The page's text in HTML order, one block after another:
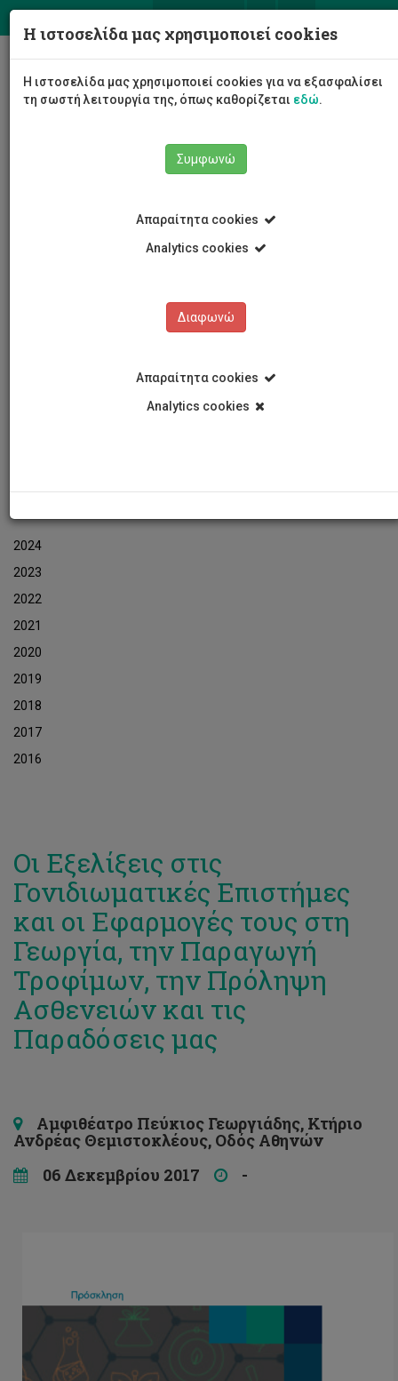
2024
2023
2022
2021
2020
2019
2018
2017
2016
Οι Εξελίξεις στις
Γονιδιωματικές Επιστήμες
και οι Εφαρμογές τους στη
Γεωργία, την Παραγωγή
Τροφίμων, την Πρόληψη
Ασθενειών και τις
Παραδόσεις μας
Αμφιθέατρο Πεύκιος Γεωργιάδης, Κτήριο
Ανδρέας Θεμιστοκλέους, Οδός Αθηνών
06 Δεκεμβρίου 2017
-
Η ιστοσελίδα μας χρησιμοποιεί cookies
Η ιστοσελίδα μας χρησιμοποιεί cookies για να εξασφαλίσει
τη σωστή λειτουργία της, όπως καθορίζεται εδώ.
Συμφωνώ
Απαραίτητα cookies
Analytics cookies
Διαφωνώ
Απαραίτητα cookies
Analytics cookies